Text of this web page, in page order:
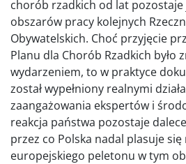
chorób rzadkich od lat
obszarów pracy kolejnych
Obywatelskich. Choć przyjęcie
Planu dla Chorób Rzadkich było
wydarzeniem, to w praktyce
został wypełniony realnymi
zaangażowania ekspertów i
reakcja państwa pozostaje
przez co Polska nadal plasuje się
europejskiego peletonu w tym